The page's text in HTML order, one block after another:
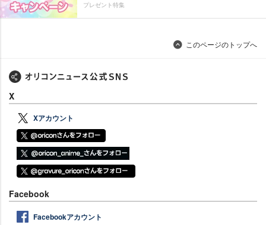
プレゼント特集
このページのトップへ
X
Xアカウント
Facebook
Facebookアカウント